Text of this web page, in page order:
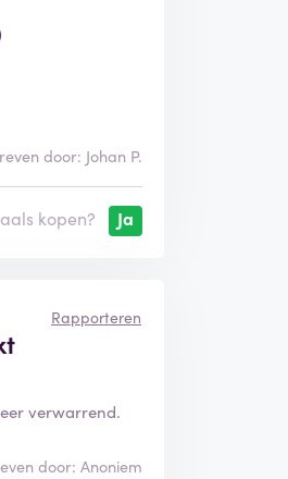
door: Johan P.
kopen? Ja
Rapporteren
verwarrend.
door: Anoniem